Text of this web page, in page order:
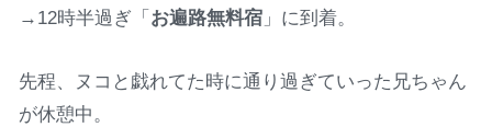
→12時半過ぎ「 お遍路無料宿 」に到着。
先程、ヌコと戯れてた時に通り過ぎていった兄ちゃん
が休憩中。